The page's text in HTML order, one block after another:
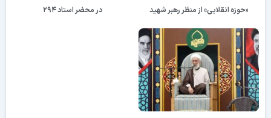
«حوزه انقلابی» از منظر رهبر شهید در محضر استاد ۲۹۴